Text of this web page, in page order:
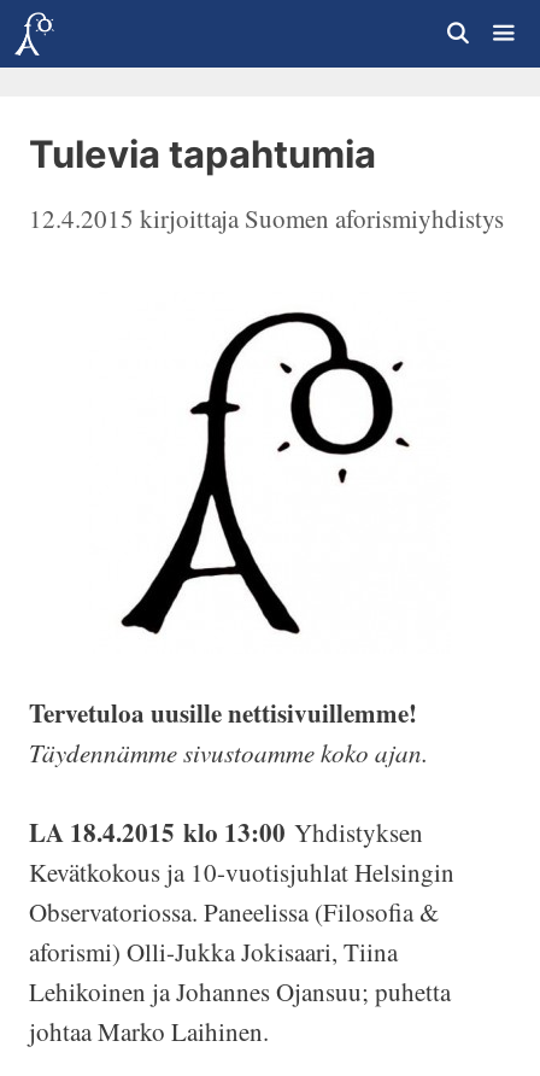
Siirry
sisältöön
Tulevia tapahtumia
12.4.2015 kirjoittajaSuomen aforismiyhdistys
Tervetuloa uusille nettisivuillemme!
Täydennämme sivustoamme koko ajan.
LA 18.4.2015 klo 13:00 Yhdistyksen
Kevätkokous ja 10-vuotisjuhlat Helsingin
Observatoriossa. Paneelissa (Filosofia &
aforismi) Olli-Jukka Jokisaari, Tiina
Lehikoinen ja Johannes Ojansuu; puhetta
johtaa Marko Laihinen.